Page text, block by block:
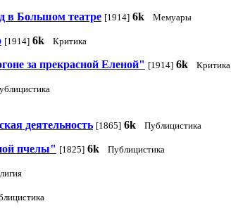
в Большом театре [1914] 6k Мемуары
[1914] 6k Критика
за прекрасной Еленой" [1914] 6k Критика
деятельность [1865] 6k Публицистика
пчелы" [1825] 6k Публицистика